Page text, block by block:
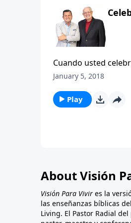
Cuando usted
lo ha hecho, sino
January 5, 2018
Play
About Visión
Visión Para Vivir es la
las enseñanzas bíblicas del
Living. El Pastor Radial